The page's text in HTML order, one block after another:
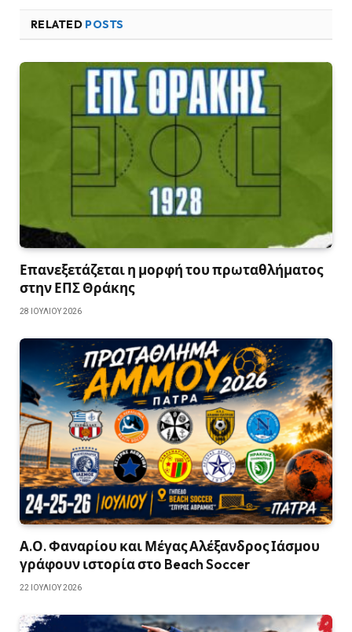
RELATED POSTS
Επανεξετάζεται η μορφή του πρωταθλήματος
στην ΕΠΣ Θράκης
28 ΙΟΥΛΊΟΥ 2026
Α.Ο. Φαναρίου και Μέγας Αλέξανδρος Ιάσμου
γράφουν ιστορία στο Beach Soccer
22 ΙΟΥΛΊΟΥ 2026